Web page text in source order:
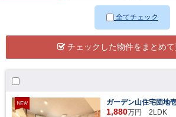
全てチェック
チェックした物件をまとめ
ガーデン山住宅団地
1,880万円 2LDK